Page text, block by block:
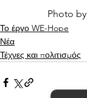
Photo by
Το έργο WE-Hope
Νέα
Τέχνες και πολιτισμός